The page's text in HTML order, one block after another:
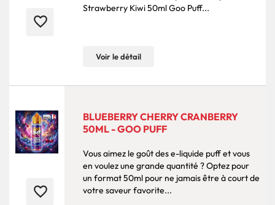
favorite_border
Strawberry Kiwi 50ml Goo Puff...
Voir le détail
favorite_border
BLUEBERRY CHERRY CRANBERRY
50ML - GOO PUFF
Vous aimez le goût des e-liquide puff et vous
en voulez une grande quantité ? Optez pour
un format 50ml pour ne jamais être à court de
votre saveur favorite...